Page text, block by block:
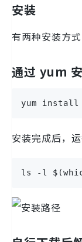
安装
有两种安装方式
通过 yum
yum install
安装完成后，
ls -l